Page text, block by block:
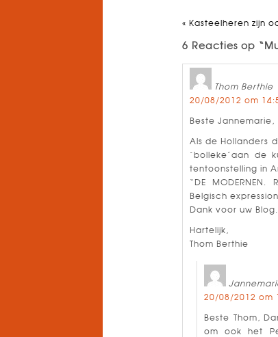
« Kasteelheren zijn
6 Reacties op
Thom Berthie
20/08/2012 om
Beste Jannemarie,
Als de Hollanders
`bolleke´aan de
tentoonstelling in
“DE
Belgisch
Dank voor uw Blog.
Hartelijk,
Thom Berthie
20/08/2012 om
Beste Thom,
om ook het